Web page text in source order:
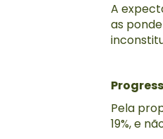
A
as
Pela
19%, e